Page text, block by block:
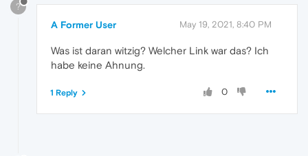
?
A Former User May 19, 2021, 8:40 PM
Was ist daran witzig? Welcher Link war das? Ich
habe keine Ahnung.
0
1 Reply